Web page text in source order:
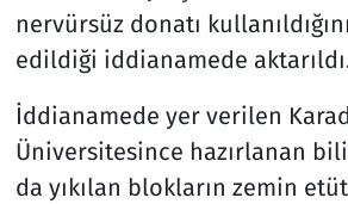
nervürsüz donatı
edildiği iddianamede
İddianamede yer verilen
Üniversitesince hazırlanan
da yıkılan blokların zemin